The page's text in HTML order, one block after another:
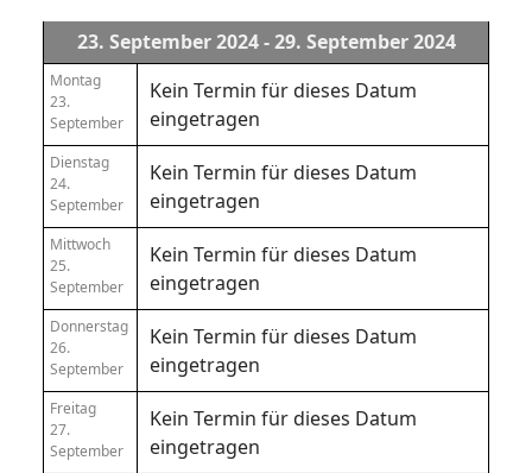
23. September 2024 - 29. September 2024
Montag
23.
September
Kein Termin für dieses Datum
eingetragen
Dienstag
24.
September
Kein Termin für dieses Datum
eingetragen
Mittwoch
25.
September
Kein Termin für dieses Datum
eingetragen
Donnerstag
26.
September
Kein Termin für dieses Datum
eingetragen
Freitag
27.
September
Kein Termin für dieses Datum
eingetragen